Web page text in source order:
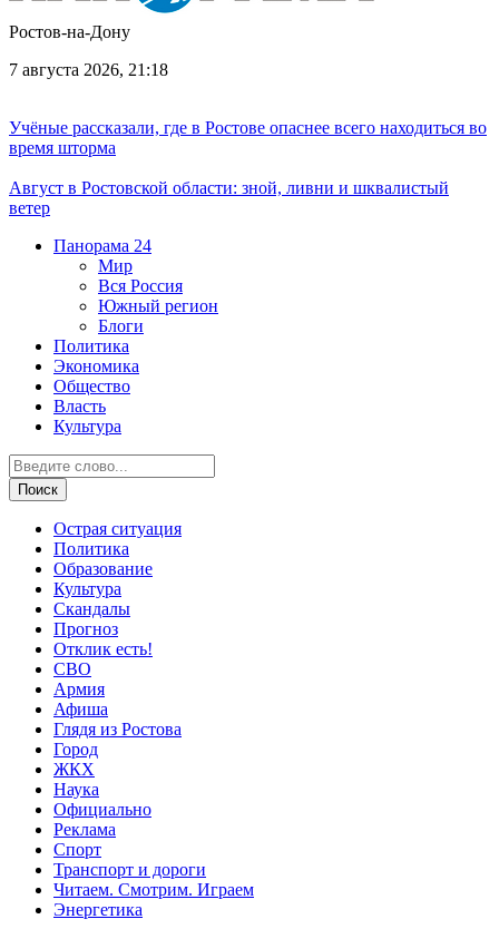
Ростов-на-Дону
7 августа 2026, 21:18
Учёные рассказали, где в Ростове опаснее всего находиться во
время шторма
Август в Ростовской области: зной, ливни и шквалистый
ветер
Панорама 24
Мир
Вся Россия
Южный регион
Блоги
Политика
Экономика
Общество
Власть
Культура
Острая ситуация
Политика
Образование
Культура
Скандалы
Прогноз
Отклик есть!
СВО
Армия
Афиша
Глядя из Ростова
Город
ЖКХ
Наука
Официально
Реклама
Спорт
Транспорт и дороги
Читаем. Смотрим. Играем
Энергетика